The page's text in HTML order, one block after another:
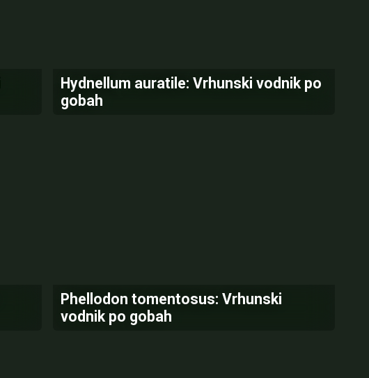
Hydnellum auratile: Vrhunski vodnik po
gobah
Phellodon tomentosus: Vrhunski
vodnik po gobah